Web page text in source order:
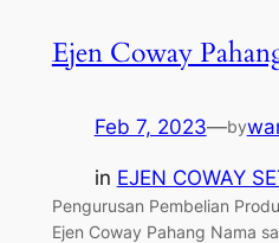
Ejen Coway
Feb 7, 2023—by
in EJEN COWAY
Pengurusan Pembelian
Ejen Coway Pahang Nama